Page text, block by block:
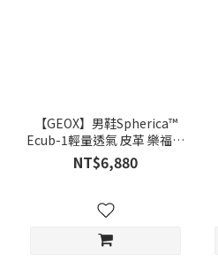
【GEOX】男鞋Spherica™
Ecub-1輕量透氣 皮革 樂福鞋
｜海軍藍
NT$6,880